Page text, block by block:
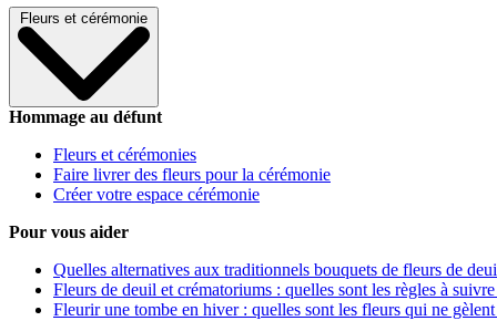
Fleurs et cérémonie
Hommage au défunt
Fleurs et cérémonies
Faire livrer des fleurs pour la cérémonie
Créer votre espace cérémonie
Pour vous aider
Quelles alternatives aux traditionnels bouquets de fleurs de
Fleurs de deuil et crématoriums : quelles sont les règles à
Fleurir une tombe en hiver : quelles sont les fleurs qui ne gèlent